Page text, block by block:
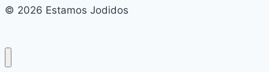
© 2026 Estamos Jodidos